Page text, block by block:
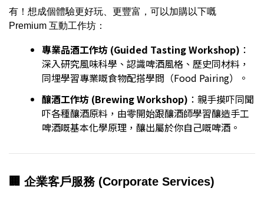
有！想成個體驗更好玩、更豐富，可以加購以下嘅
Premium 互動工作坊：
專業品酒工作坊 (Guided Tasting Workshop) ：
深入研究風味科學、認識啤酒風格、歷史同材料，
同埋學習專業嘅食物配搭學問（Food Pairing）。
釀酒工作坊 (Brewing Workshop) ：親手摸吓同聞
吓各種釀酒原料，由零開始跟釀酒師學習釀造手工
啤酒嘅基本化學原理，釀出屬於你自己嘅啤酒。
🏢 企業客戶服務 (Corporate Services)